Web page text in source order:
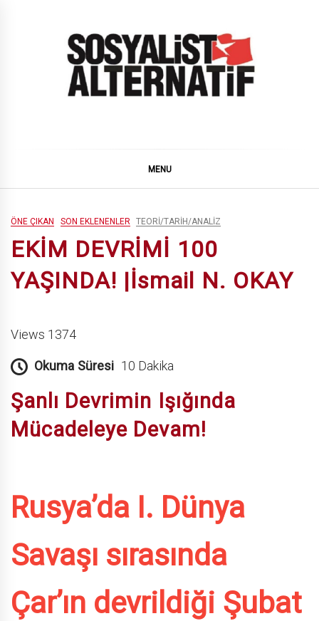
MENU
ÖNE ÇIKAN SON EKLENENLER TEORI/TARIH/ANALIZ
EKİM DEVRİMİ 100
YAŞINDA! |İsmail N. OKAY
Views 1374
Okuma Süresi 10 Dakika
Şanlı Devrimin Işığında
Mücadeleye Devam!
Rusya’da I. Dünya
Savaşı sırasında
Çar’ın devrildiği Şubat